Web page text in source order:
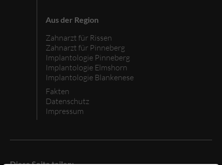
Aus der Region
Zahnarzt für Rissen
Zahnarzt für Pinneberg
Implantologie Pinneberg
Implantologie Elmshorn
Implantologie Blankenese
Fakten
Datenschutz
Impressum